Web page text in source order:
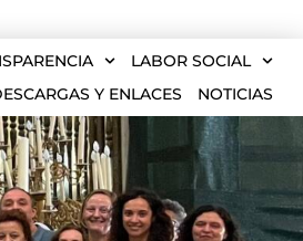
LABOR SOCIAL
Y ENLACES
NOTICIAS